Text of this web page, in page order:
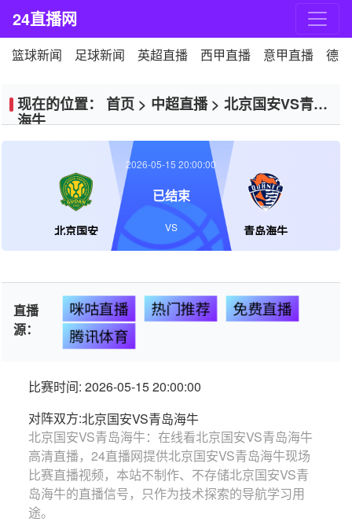
24直播网
篮球新闻 足球新闻 英超直播 西甲直播 意甲直播 德
现在的位置： 首页 > 中超直播> 北京国安VS青岛
海牛
北京国安 青岛海牛
2026-05-15 20:00:00
已结束
VS
直播
源：
咪咕直播 热门推荐
免费直播
腾讯体育
比赛时间: 2026-05-15 20:00:00
对阵双方:北京国安VS青岛海牛
北京国安VS青岛海牛：在线看北京国安VS青岛海牛
高清直播，24直播网提供北京国安VS青岛海牛现场
比赛直播视频，本站不制作、不存储北京国安VS青
岛海牛的直播信号，只作为技术探索的导航学习用
途。